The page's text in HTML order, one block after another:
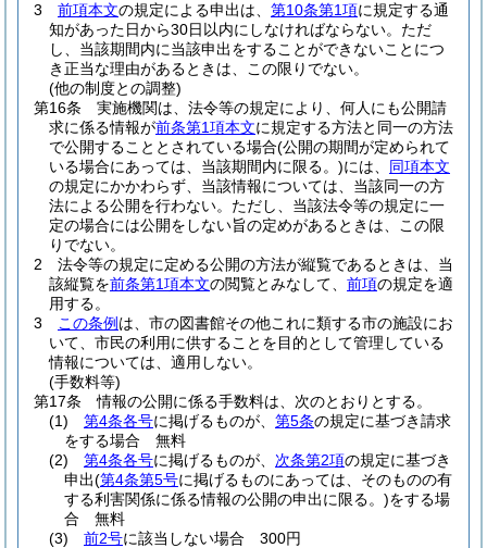
3
前項本文の規定による申出は、 第10条第1項に規定する通
知があった日から30日以内にしなければならない。 ただ
し、当該期間内に当該申出をすることができないことにつ
き正当な理由があるときは、この限りでない。
(他の制度との調整)
第16条
実施機関は、法令等の規定により、何人にも公開請
求に係る情報が前条第1項本文に規定する方法と同一の方法
で公開することとされている場合(公開の期間が定められて
いる場合にあっては、当該期間内に限る。)には、 同項本文
の規定にかかわらず、当該情報については、当該同一の方
法による公開を行わない。 ただし、当該法令等の規定に一
定の場合には公開をしない旨の定めがあるときは、この限
りでない。
2
法令等の規定に定める公開の方法が縦覧であるときは、当
該縦覧を前条第1項本文の閲覧とみなして、 前項の規定を適
用する。
3
この条例 は、市の図書館その他これに類する市の施設にお
いて、市民の利用に供することを目的として管理している
情報については、適用しない。
(手数料等)
第17条
情報の公開に係る手数料は、次のとおりとする。
(1)
第4条各号に掲げるものが、 第5条の規定に基づき請求
をする場合 無料
(2)
第4条各号に掲げるものが、 次条第2項の規定に基づき
申出(第4条第5号に掲げるものにあっては、そのものの有
する利害関係に係る情報の公開の申出に限る。)をする場
合 無料
(3)
前2号に該当しない場合 300円